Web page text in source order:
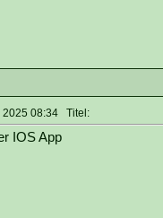
2025 08:34 Titel:
IOS App